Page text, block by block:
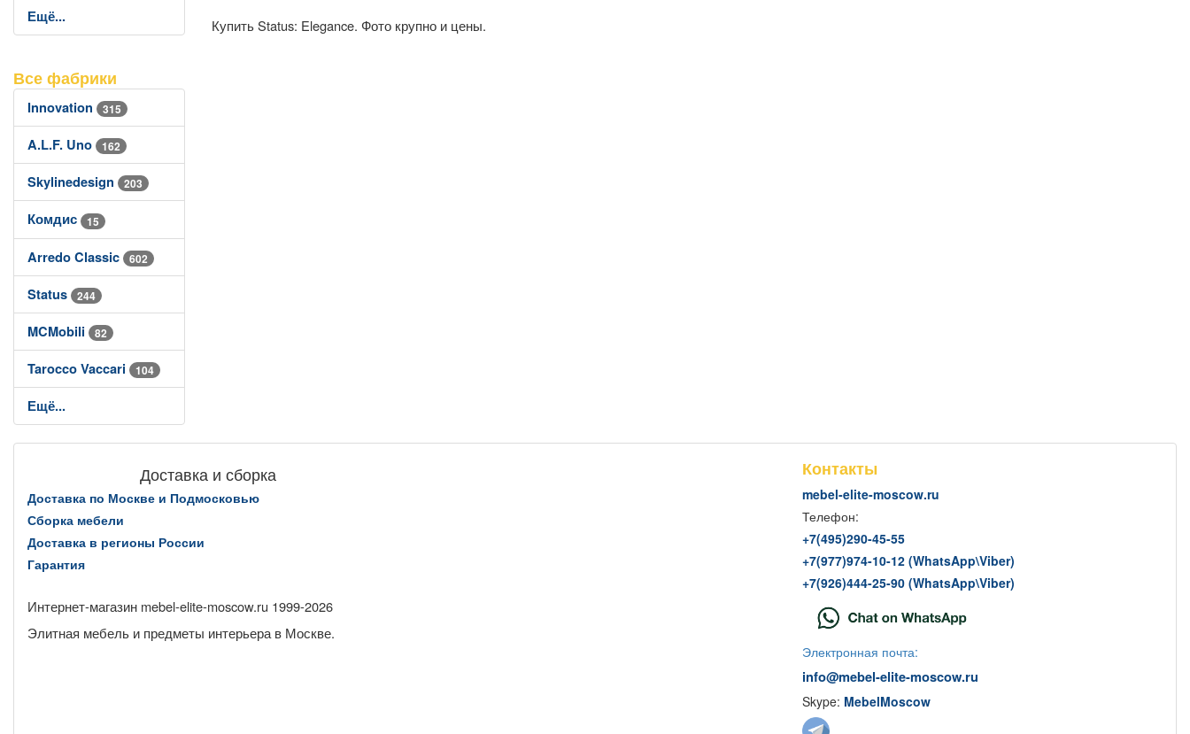
Ещё...
Все фабрики
Innovation 315
A.L.F. Uno 162
Skylinedesign 203
Комдис 15
Arredo Classic 602
Status 244
MCMobili 82
Tarocco Vaccari 104
Ещё...
Купить Status: Elegance. Фото крупно и цены.
Доставка и сборка
Доставка по Москве и Подмосковью
Сборка мебели
Доставка в регионы России
Гарантия
Интернет-магазин mebel-elite-moscow.ru 1999-2026
Элитная мебель и предметы интерьера в Москве.
Контакты
mebel-elite-moscow.ru
Телефон:
+7(495)290-45-55
+7(977)974-10-12 (WhatsApp\Viber)
+7(926)444-25-90 (WhatsApp\Viber)
Электронная почта:
info@mebel-elite-moscow.ru
Skype: MebelMoscow